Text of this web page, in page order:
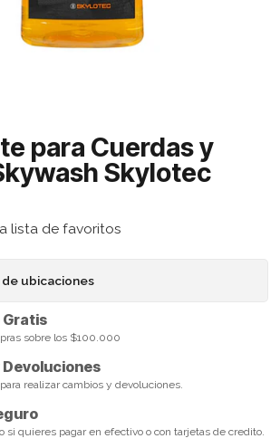
para Cuerdas y
Skylotec
lista de favoritos
ubicaciones
sobre los $100.000
Devoluciones
realizar cambios y devoluciones.
si quieres pagar en efectivo o con tarjetas de credito.